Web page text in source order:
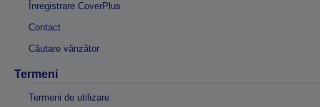
Înregistrare CoverPlus
Contact
Căutare vânzător
Termeni
Termeni de utilizare